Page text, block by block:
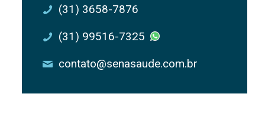
(31) 3658-7876
(31) 99516-7325
contato@senasaude.com.br